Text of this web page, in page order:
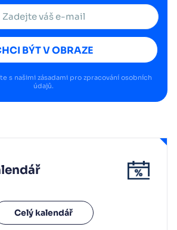
BÝT V OBRAZE
s našimi zásadami pro zpracování osobních
údajů.
Celý kalendář